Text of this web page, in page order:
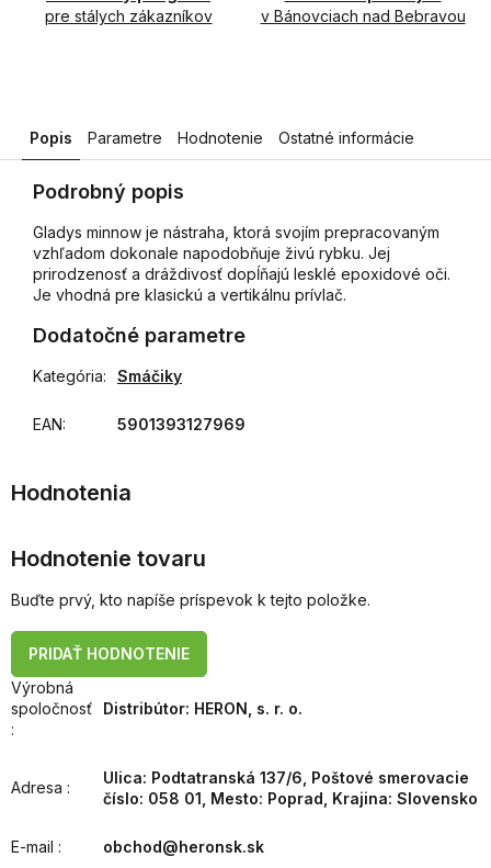
pre stálych zákazníkov v Bánovciach nad Bebravou
Popis Parametre Hodnotenie Ostatné informácie
Podrobný popis
Gladys minnow je nástraha, ktorá svojím prepracovaným
vzhľadom dokonale napodobňuje živú rybku. Jej
prirodzenosť a dráždivosť dopĺňajú lesklé epoxidové oči.
Je vhodná pre klasickú a vertikálnu prívlač.
Dodatočné parametre
Kategória: Smáčiky
EAN: 5901393127969
Hodnotenie tovaru
Buďte prvý, kto napíše príspevok k tejto položke.
PRIDAŤ HODNOTENIE
Výrobná
spoločnosť
:
Distribútor: HERON, s. r. o.
Adresa :
Ulica: Podtatranská 137/6, Poštové smerovacie
číslo: 058 01, Mesto: Poprad, Krajina: Slovensko
E-mail : obchod@heronsk.sk